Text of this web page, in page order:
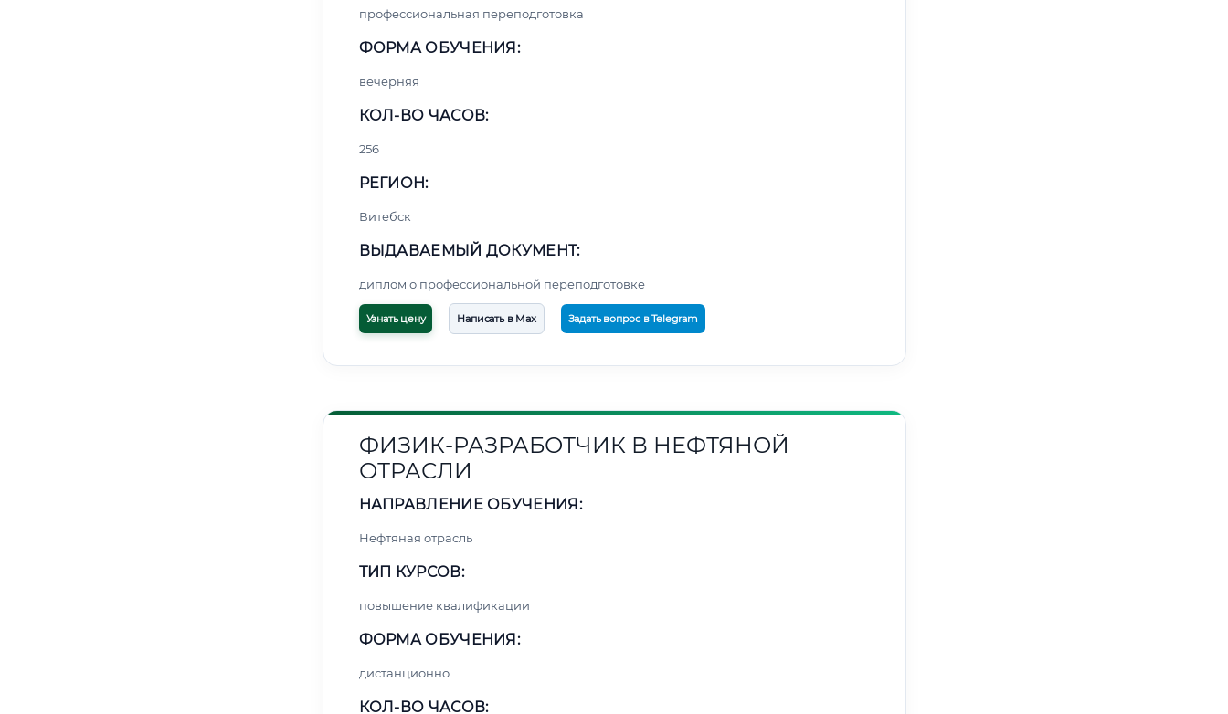
профессиональная переподготовка
ФОРМА ОБУЧЕНИЯ:
вечерняя
КОЛ-ВО ЧАСОВ:
256
РЕГИОН:
Витебск
ВЫДАВАЕМЫЙ ДОКУМЕНТ:
диплом о профессиональной переподготовке
Узнать цену Написать в Max Задать вопрос в Telegram
ФИЗИК-РАЗРАБОТЧИК В НЕФТЯНОЙ
ОТРАСЛИ
НАПРАВЛЕНИЕ ОБУЧЕНИЯ:
Нефтяная отрасль
ТИП КУРСОВ:
повышение квалификации
ФОРМА ОБУЧЕНИЯ:
дистанционно
КОЛ-ВО ЧАСОВ: